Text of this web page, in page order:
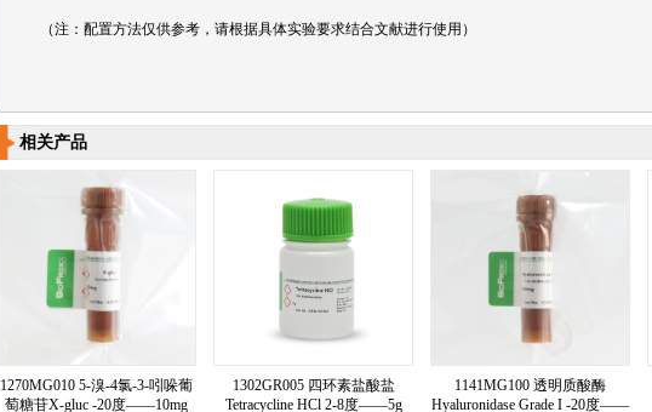
（注：配置方法仅供参考，请根据具体实验要求结合文献进行使用）
相关产品
1270MG010 5-溴-4氯-3-吲哚葡
萄糖苷X-gluc -20度——10mg
1302GR005 四环素盐酸盐
Tetracycline HCl 2-8度——5g
1141MG100 透明质酸酶
Hyaluronidase Grade I -20度——